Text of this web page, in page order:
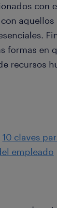
con
aquellos
formas en
recursos
10 claves
empleado